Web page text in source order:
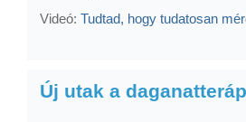
Videó: Tudtad, hogy tudatosan
Új utak a